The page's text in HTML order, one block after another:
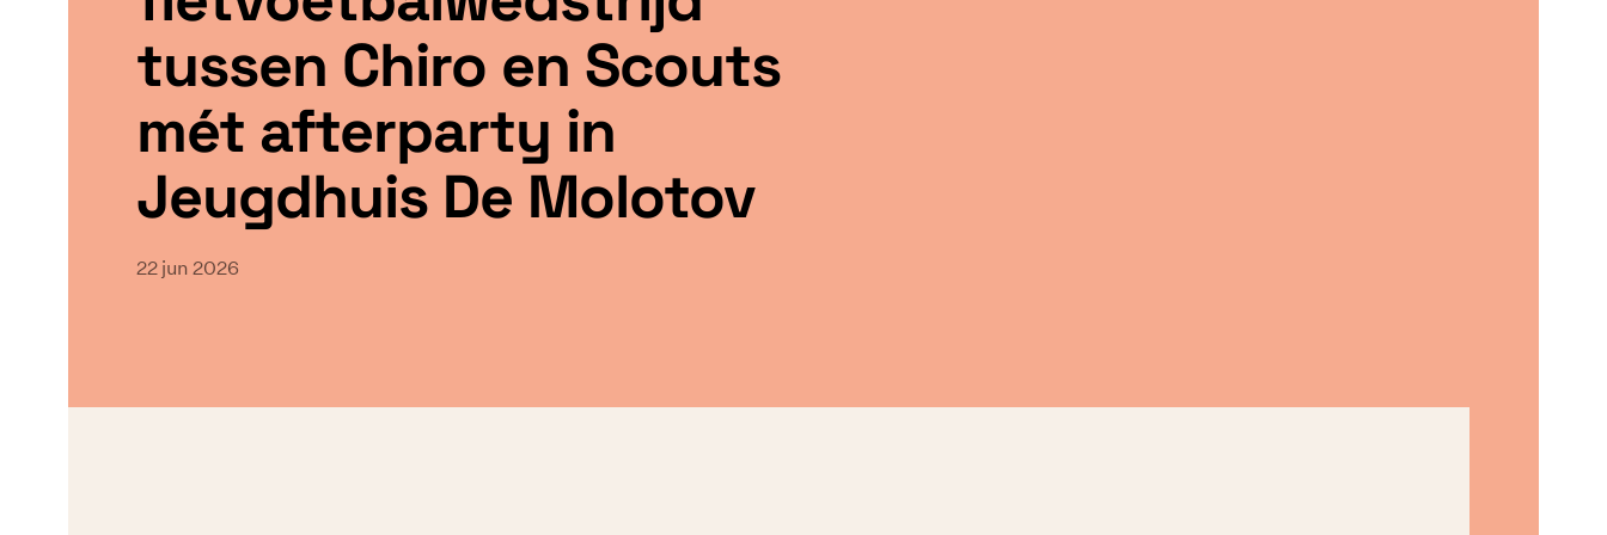
tussen Chiro en Scouts
mét afterparty in
Jeugdhuis De Molotov
22 jun 2026